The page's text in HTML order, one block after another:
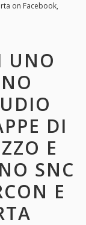
on Facebook,
UNO
DI
E
SNC
E